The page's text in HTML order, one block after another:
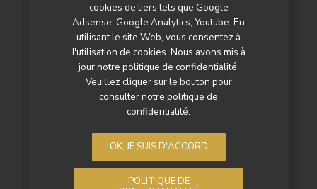
cookies de tiers tels que Google
Adsense, Google Analytics, Youtube. En
utilisant le site Web, vous consentez à
l'utilisation de cookies. Nous avons mis à
jour notre politique de confidentialité.
Veuillez cliquer sur le bouton pour
consulter notre politique de
confidentialité.
OK, JE SUIS D'ACCORD
POLITIQUE DE
Qui sommes-nous ?
Contactez-nous
Mentions légales
Politique de confidentialité